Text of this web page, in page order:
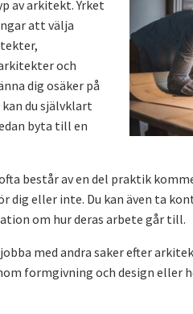
av arkitekt. Yrket
att välja
och
dig osäker på
du självklart
byta till en
består av en del praktik
dig eller inte. Du kan även ta
om hur deras arbete går till.
med andra saker efter
formgivning och design eller